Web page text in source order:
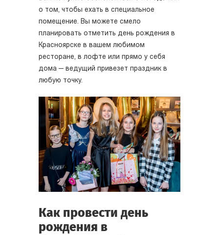
о том, чтобы ехать в специальное
помещение. Вы можете смело
планировать отметить день рождения в
Красноярске в вашем любимом
ресторане, в лофте или прямо у себя
дома — ведущий привезет праздник в
любую точку.
Как провести день
рождения в